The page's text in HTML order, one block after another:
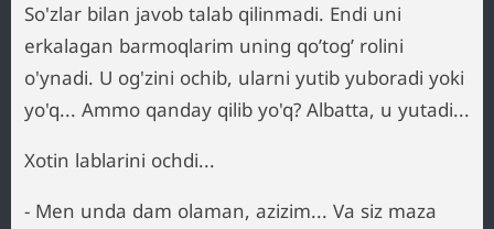
So'zlar bilan javob talab qilinmadi. Endi uni
erkalagan barmoqlarim uning qo’tog’ rolini
o'ynadi. U og'zini ochib, ularni yutib yuboradi yoki
yo'q... Ammo qanday qilib yo'q? Albatta, u yutadi...
Xotin lablarini ochdi...
- Men unda dam olaman, azizim... Va siz maza